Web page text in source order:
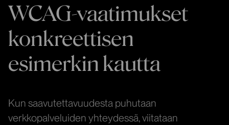
WCAG-vaatimukset
konkreettisen
esimerkin kautta
Kun saavutettavuudesta puhutaan
verkkopalveluiden yhteydessä, viitataan